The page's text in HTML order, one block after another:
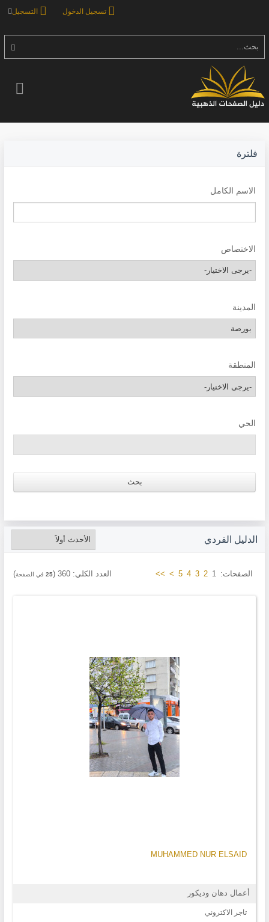
التسجيل تسجيل الدخول
بحث...
فلترة
الاسم الكامل
الاختصاص
المدينة
المنطقة
الحي
الدليل الفردي
الصفحات: 1
2
3
4
5
>
>> العدد الكلي:360
(
25 في الصفحة)
MUHAMMED NUR ELSAID
أعمال دهان وديكور
تاجر الاكتروني